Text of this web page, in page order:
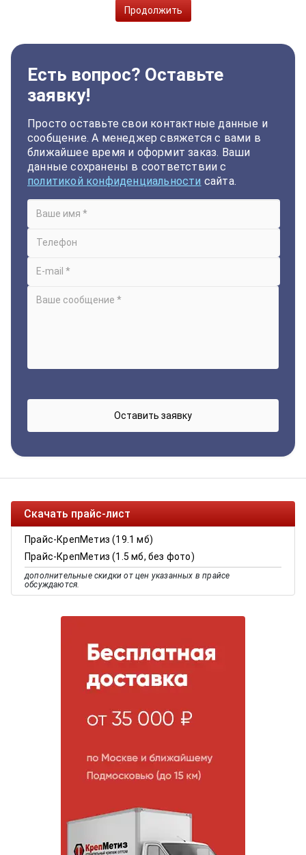
Продолжить
Есть вопрос? Оставьте
заявку!
Просто оставьте свои контактные данные и
сообщение. А менеджер свяжется с вами в
ближайшее время и оформит заказ. Ваши
данные сохранены в соответствии с
политикой конфиденциальности сайта.
Скачать прайс-лист
Прайс-КрепМетиз (19.1 мб)
Прайс-КрепМетиз (1.5 мб, без фото)
дополнительные скидки от цен указанных в прайсе
обсуждаются.